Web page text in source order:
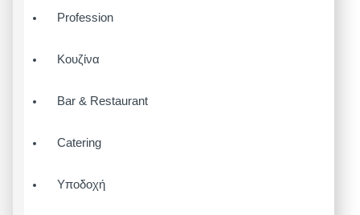
Profession
Κουζίνα
Bar & Restaurant
Catering
Υποδοχή